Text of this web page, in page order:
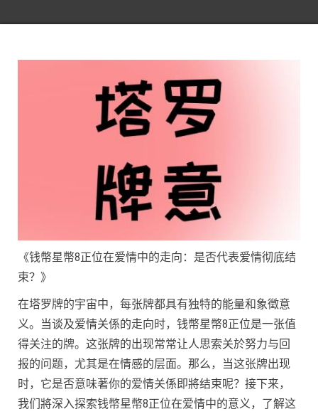
《钱幣星幣8正位在爱情中的走向：是否代表爱情彻底结
束？》
在塔罗牌的宇宙中，每张牌都具有独特的能量和象徵意
义。当谈及爱情关係的走向时，钱幣星幣8正位是一张值
得关注的牌。这张牌的出现常常让人思索关於努力与回
报的问题，尤其是在情感的层面。那么，当这张牌出现
时，它是否意味著你的爱情关係即將结束呢？接下来，
我们將深入探索钱幣星幣8正位在爱情中的意义，了解这